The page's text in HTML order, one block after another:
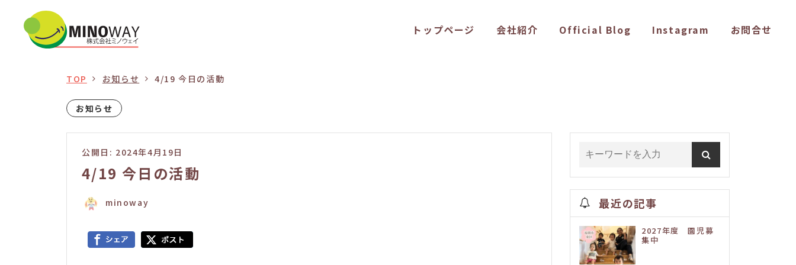
トップページ 会社紹介 Official Blog Instagram お問合せ
TOP お知らせ 4/19 今日の活動
お知らせ
公開日: 2024年4月19日
4/19 今日の活動
minoway 最近の記事
2027年度 園児募
集中